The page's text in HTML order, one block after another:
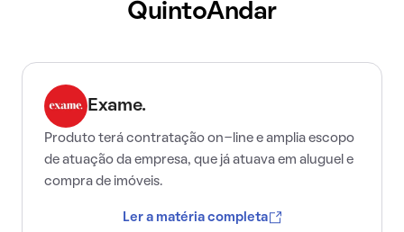
QuintoAndar
Exame.
Produto terá contratação on-line e amplia escopo
de atuação da empresa, que já atuava em aluguel e
compra de imóveis.
Ler a matéria completa